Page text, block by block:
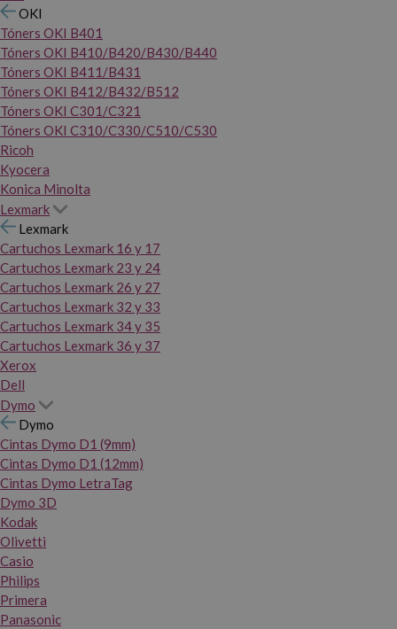
OKI
Tóners OKI B401
Tóners OKI B410/B420/B430/B440
Tóners OKI B411/B431
Tóners OKI B412/B432/B512
Tóners OKI C301/C321
Tóners OKI C310/C330/C510/C530
Ricoh
Kyocera
Konica Minolta
Lexmark
Lexmark
Cartuchos Lexmark 16 y 17
Cartuchos Lexmark 23 y 24
Cartuchos Lexmark 26 y 27
Cartuchos Lexmark 32 y 33
Cartuchos Lexmark 34 y 35
Cartuchos Lexmark 36 y 37
Xerox
Dell
Dymo
Dymo
Cintas Dymo D1 (9mm)
Cintas Dymo D1 (12mm)
Cintas Dymo LetraTag
Dymo 3D
Kodak
Olivetti
Casio
Philips
Primera
Panasonic